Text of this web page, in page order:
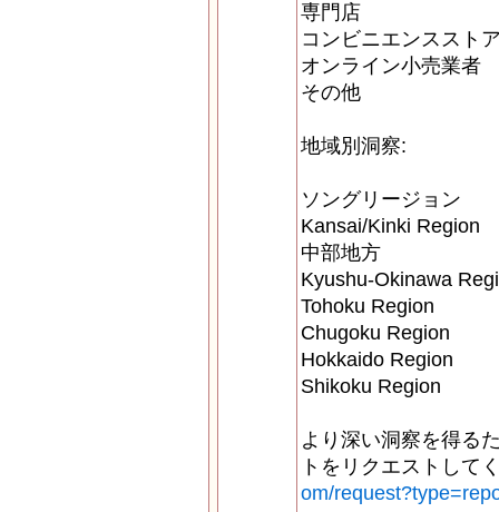
専門店
コンビニエンススト
オンライン小売業者
その他
地域別洞察:
ソングリージョン
Kansai/Kinki Region
中部地方
Kyushu-Okinawa
Tohoku Region
Chugoku Region
Hokkaido Region
Shikoku Region
より深い洞察を得る
トをリクエストして
om/